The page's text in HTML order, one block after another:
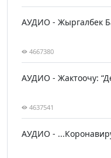
АУДИО - Жыргалбек
4667380
АУДИО - Жактоочу:
4637541
АУДИО -